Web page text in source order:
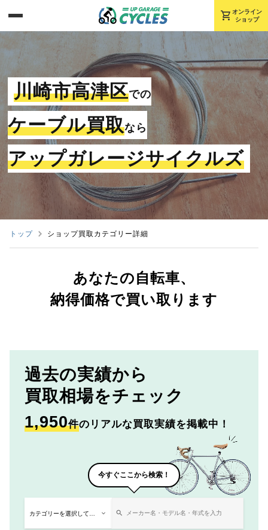
shopping_cart オンライン
ショップ
川崎市高津区での
ケーブル買取なら
アップガレージサイクルズ
トップ ショップ買取カテゴリー詳細
あなたの自転車、
納得価格で買い取ります
過去の実績から
買取相場をチェック
1,950件のリアルな買取実績を掲載中！
今すぐここから検索！